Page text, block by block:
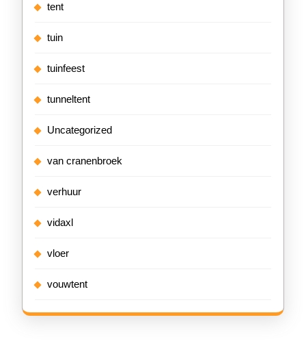
tent
tuin
tuinfeest
tunneltent
Uncategorized
van cranenbroek
verhuur
vidaxl
vloer
vouwtent